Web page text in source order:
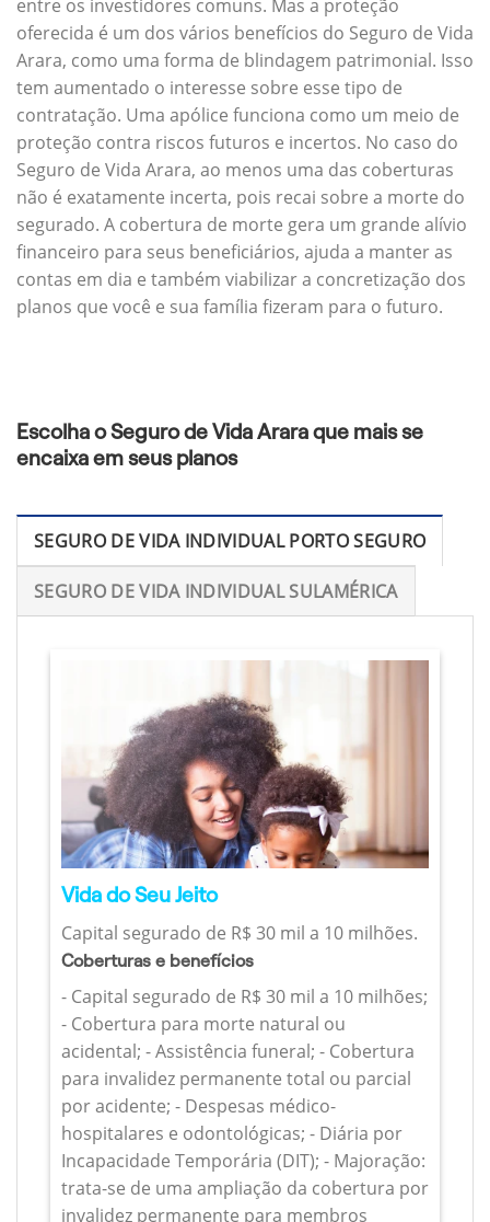
entre os investidores comuns. Mas a proteção
oferecida é um dos vários benefícios do Seguro de Vida
Arara, como uma forma de blindagem patrimonial. Isso
tem aumentado o interesse sobre esse tipo de
contratação. Uma apólice funciona como um meio de
proteção contra riscos futuros e incertos. No caso do
Seguro de Vida Arara, ao menos uma das coberturas
não é exatamente incerta, pois recai sobre a morte do
segurado. A cobertura de morte gera um grande alívio
financeiro para seus beneficiários, ajuda a manter as
contas em dia e também viabilizar a concretização dos
planos que você e sua família fizeram para o futuro.
Escolha o Seguro de Vida Arara que mais se
encaixa em seus planos
SEGURO DE VIDA INDIVIDUAL PORTO SEGURO
SEGURO DE VIDA INDIVIDUAL SULAMÉRICA
Vida do Seu Jeito
Capital segurado de R$ 30 mil a 10 milhões.
Coberturas e benefícios
- Capital segurado de R$ 30 mil a 10 milhões;
- Cobertura para morte natural ou
acidental; - Assistência funeral; - Cobertura
para invalidez permanente total ou parcial
por acidente; - Despesas médico-
hospitalares e odontológicas; - Diária por
Incapacidade Temporária (DIT); - Majoração:
trata-se de uma ampliação da cobertura por
invalidez permanente para membros